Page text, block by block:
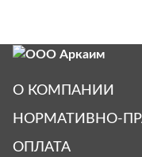
О КОМПАНИИ
НОРМАТИВНО-
ОПЛАТА